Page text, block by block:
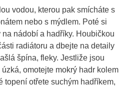
vodou, kterou pak smícháte s
nebo s mýdlem. Poté si
nádobí a hadříky. Houbičkou
radiátoru a dbejte na detaily
špína, fleky. Jestliže jsou
omotejte mokrý hadr kolem
topení otřete suchým hadříkem,